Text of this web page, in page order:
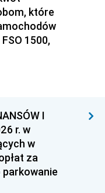
które
1500,
I
r. w
w
za
parkowanie